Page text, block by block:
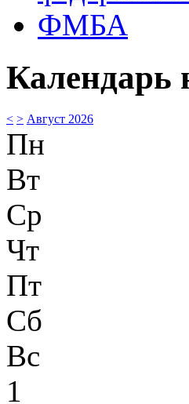
ФМБА
Календарь
< > Август 2026
Пн
Вт
Ср
Чт
Пт
Сб
Вс
1